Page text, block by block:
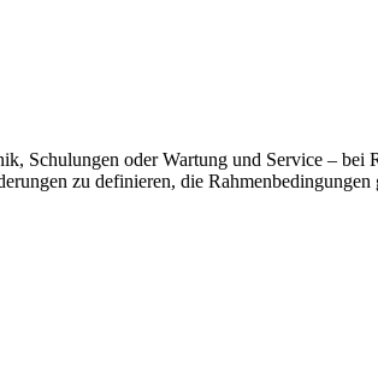
Schulungen oder Wartung und Service – bei
zu definieren, die